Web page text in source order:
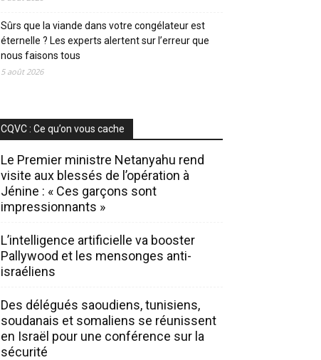
Sûrs que la viande dans votre congélateur est
éternelle ? Les experts alertent sur l’erreur que
nous faisons tous
5 août 2026
CQVC : Ce qu’on vous cache
Le Premier ministre Netanyahu rend
visite aux blessés de l’opération à
Jénine : « Ces garçons sont
impressionnants »
L’intelligence artificielle va booster
Pallywood et les mensonges anti-
israéliens
Des délégués saoudiens, tunisiens,
soudanais et somaliens se réunissent
en Israël pour une conférence sur la
sécurité